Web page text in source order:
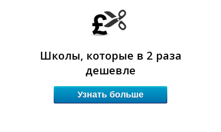
Школы, которые в 2 раза
дешевле
Узнать больше